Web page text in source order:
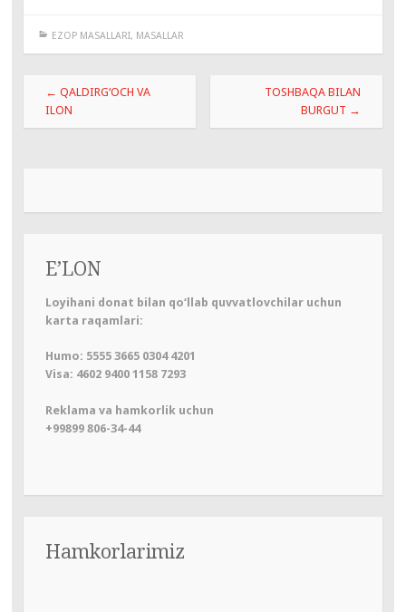
EZOP MASALLARI, MASALLAR
Навигация
← QALDIRG‘OCH VA
ILON
TOSHBAQA BILAN
BURGUT →
E’LON
Loyihani donat bilan qo‘llab quvvatlovchilar uchun
karta raqamlari:
Humo: 5555 3665 0304 4201
Visa: 4602 9400 1158 7293
Reklama va hamkorlik uchun
+99899 806-34-44
Hamkorlarimiz